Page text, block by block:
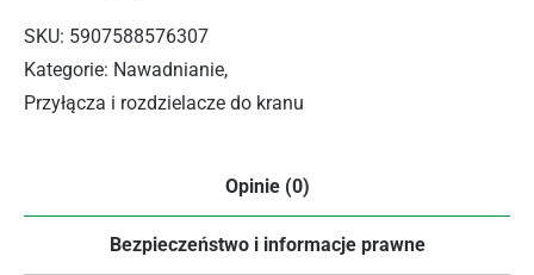
SKU: 5907588576307
Kategorie: Nawadnianie,
Przyłącza i rozdzielacze do kranu
Opinie (0)
Bezpieczeństwo i informacje prawne